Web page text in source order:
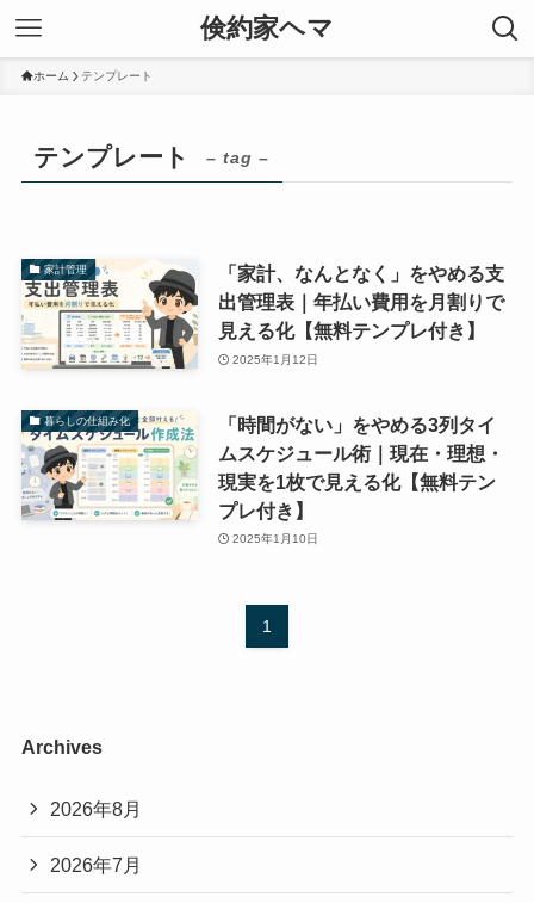
倹約家ヘマ
ホーム テンプレート
テンプレート – tag –
家計管理
「家計、なんとなく」をやめる支
出管理表｜年払い費用を月割りで
見える化【無料テンプレ付き】
2025年1月12日
暮らしの仕組み化
「時間がない」をやめる3列タイ
ムスケジュール術｜現在・理想・
現実を1枚で見える化【無料テン
プレ付き】
2025年1月10日
1
Archives
2026年8月
2026年7月